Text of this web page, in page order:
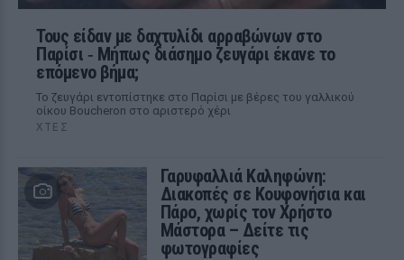
Τους είδαν με δαχτυλίδι αρραβώνων στο
Παρίσι ‑ Μήπως διάσημο ζευγάρι έκανε το
επόμενο βήμα;
Το ζευγάρι εντοπίστηκε στο Παρίσι με βέρες του γαλλικού
οίκου Boucheron στο αριστερό χέρι
ΧΤΕΣ
Γαρυφαλλιά Καληφώνη:
Διακοπές σε Κουφονήσια και
Πάρο, χωρίς τον Χρήστο
Μάστορα – Δείτε τις
φωτογραφίες